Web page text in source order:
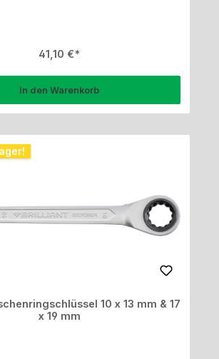
Regulärer Preis:
41,10 €
In den Warenkorb
10 x 13 mm & 17
x 19 mm